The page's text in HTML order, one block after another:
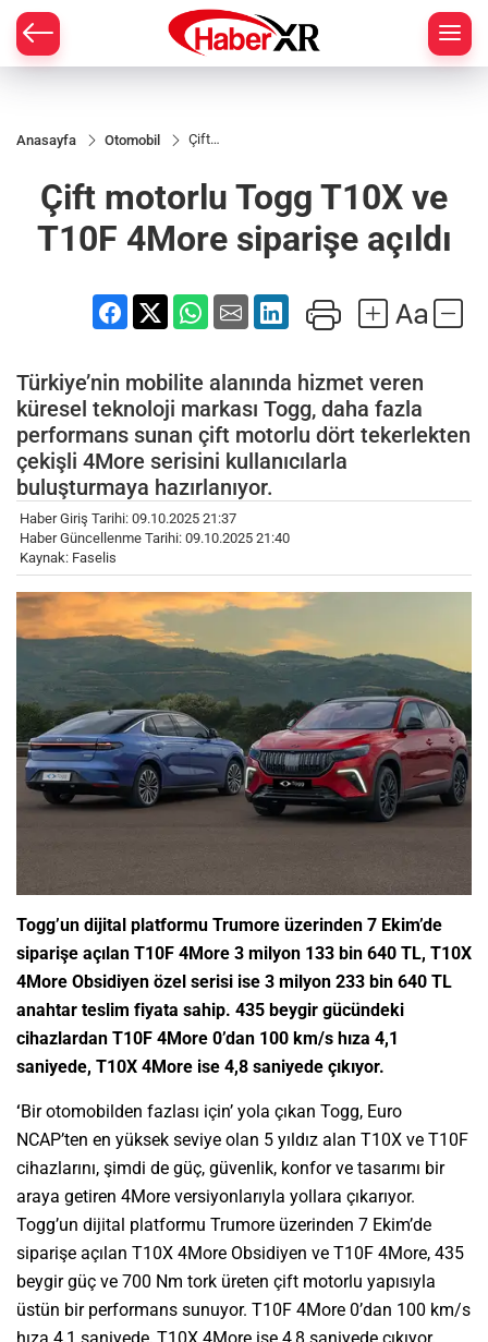
Anasayfa Otomobil
Çift
T10X
ve T10F
siparişe
açıldı
Çift motorlu Togg T10X ve
T10F 4More siparişe açıldı
Türkiye’nin mobilite alanında hizmet veren
küresel teknoloji markası Togg, daha fazla
performans sunan çift motorlu dört tekerlekten
çekişli 4More serisini kullanıcılarla
buluşturmaya hazırlanıyor.
Haber Giriş Tarihi: 09.10.2025 21:37
Haber Güncellenme Tarihi: 09.10.2025 21:40
Kaynak: Faselis
Togg’un dijital platformu Trumore üzerinden 7 Ekim’de
siparişe açılan T10F 4More 3 milyon 133 bin 640 TL, T10X
4More Obsidiyen özel serisi ise 3 milyon 233 bin 640 TL
anahtar teslim fiyata sahip. 435 beygir gücündeki
cihazlardan T10F 4More 0’dan 100 km/s hıza 4,1
saniyede, T10X 4More ise 4,8 saniyede çıkıyor.
‘Bir otomobilden fazlası için’ yola çıkan Togg, Euro
NCAP’ten en yüksek seviye olan 5 yıldız alan T10X ve T10F
cihazlarını, şimdi de güç, güvenlik, konfor ve tasarımı bir
araya getiren 4More versiyonlarıyla yollara çıkarıyor.
Togg’un dijital platformu Trumore üzerinden 7 Ekim’de
siparişe açılan T10X 4More Obsidiyen ve T10F 4More, 435
beygir güç ve 700 Nm tork üreten çift motorlu yapısıyla
üstün bir performans sunuyor. T10F 4More 0’dan 100 km/s